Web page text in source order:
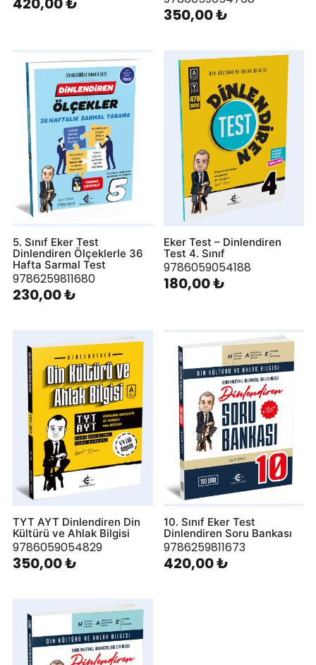
350,00 ₺
5. Sınıf Eker Test
Dinlendiren Ölçeklerle 36
Hafta Sarmal Test
9786259811680
230,00 ₺
Eker Test – Dinlendiren
Test 4. Sınıf
9786059054188
180,00 ₺
TYT AYT Dinlendiren Din
Kültürü ve Ahlak Bilgisi
9786059054829
350,00 ₺
10. Sınıf Eker Test
Dinlendiren Soru Bankası
9786259811673
420,00 ₺